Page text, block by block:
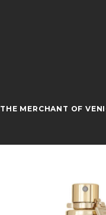
THE MERCHANT OF